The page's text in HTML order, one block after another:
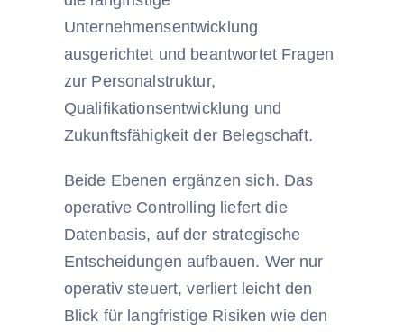
Unternehmensentwicklung
ausgerichtet und beantwortet Fragen
zur Personalstruktur,
Qualifikationsentwicklung und
Zukunftsfähigkeit der Belegschaft.
Beide Ebenen ergänzen sich. Das
operative Controlling liefert die
Datenbasis, auf der strategische
Entscheidungen aufbauen. Wer nur
operativ steuert, verliert leicht den
Blick für langfristige Risiken wie den